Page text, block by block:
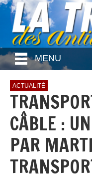
MENU
ACTUALITÉ
CÂBLE :
PAR